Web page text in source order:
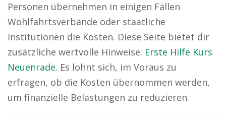
Personen übernehmen in einigen Fällen
Wohlfahrtsverbände oder staatliche
Institutionen die Kosten. Diese Seite bietet dir
zusätzliche wertvolle Hinweise: Erste Hilfe Kurs
Neuenrade. Es lohnt sich, im Voraus zu
erfragen, ob die Kosten übernommen werden,
um finanzielle Belastungen zu reduzieren.